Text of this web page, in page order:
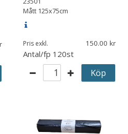
Mått 125x75cm
Pris exkl. 150.00
Antal/fp 120st
Köp